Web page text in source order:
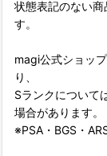
状態表記のない
す。
magi公式ショッ
り、
Sランクについて
場合があります。
※PSA・BGS・